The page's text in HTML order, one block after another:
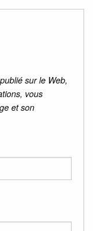
sur le Web,
vous
et son